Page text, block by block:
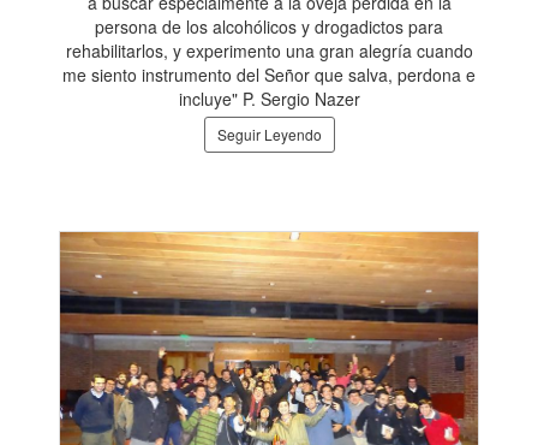
persona de los alcohólicos y drogadictos para
rehabilitarlos, y experimento una gran alegría cuando
me siento instrumento del Señor que salva, perdona e
incluye" P. Sergio Nazer
Seguir Leyendo